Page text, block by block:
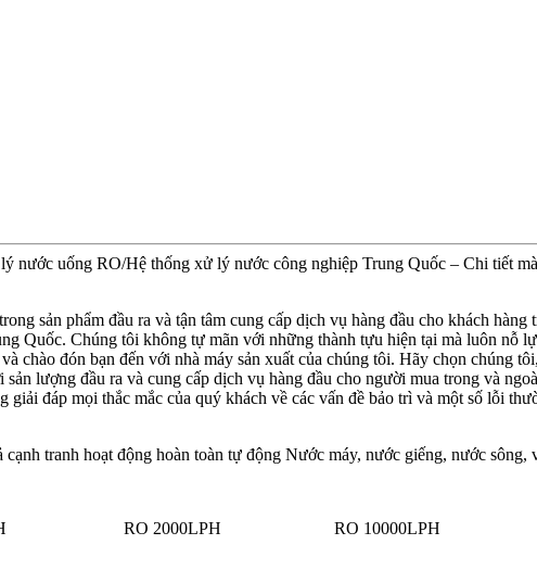
nước uống RO/Hệ thống xử lý nước công nghiệp Trung Quốc – Chi tiết
sản phẩm đầu ra và tận tâm cung cấp dịch vụ hàng đầu cho khách
Quốc. Chúng tôi không tự mãn với những thành tựu hiện tại mà luôn nỗ
chào đón bạn đến với nhà máy sản xuất của chúng tôi. Hãy chọn chúng
lượng đầu ra và cung cấp dịch vụ hàng đầu cho người mua trong và
đáp mọi thắc mắc của quý khách về các vấn đề bảo trì và một số lỗi
tranh hoạt động hoàn toàn tự động Nước máy, nước giếng, nước sông,
RO 2000LPH
RO 10000LPH